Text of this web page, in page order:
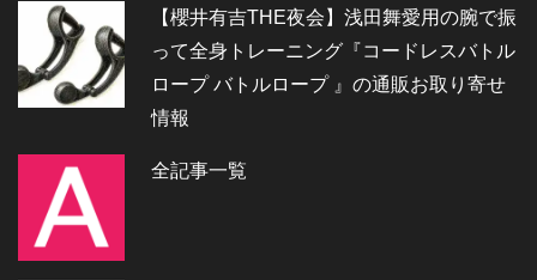
【櫻井有吉THE夜会】浅田舞愛用の腕で振
って全身トレーニング『コードレスバトル
ロープ バトルロープ 』の通販お取り寄せ
情報
全記事一覧